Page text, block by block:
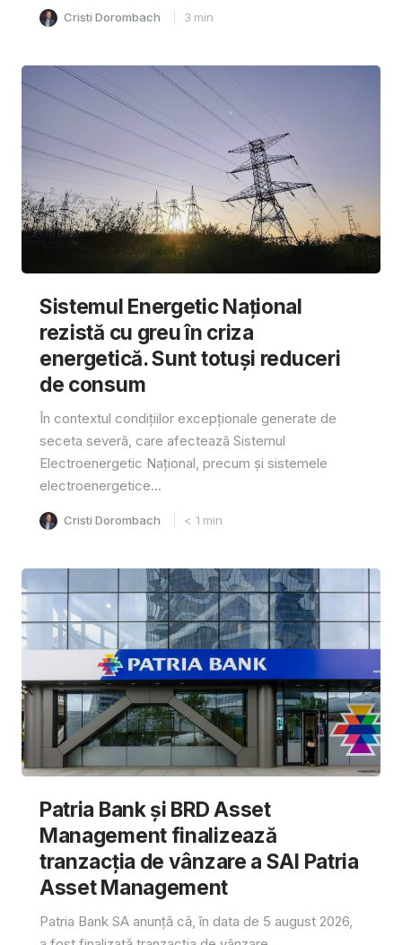
Cristi Dorombach 3 min
Sistemul Energetic Național
rezistă cu greu în criza
energetică. Sunt totuși reduceri
de consum
În contextul condițiilor excepționale generate de
seceta severã, care afecteazã Sistemul
Electroenergetic Național, precum și sistemele
electroenergetice...
Cristi Dorombach < 1 min
Patria Bank și BRD Asset
Management finalizează
tranzacția de vânzare a SAI Patria
Asset Management
Patria Bank SA anunță că, în data de 5 august 2026,